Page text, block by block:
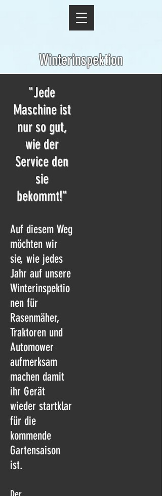
Winterinspektion
"Jede
Maschine ist
nur so gut,
wie der
Service den
sie
bekommt!"
Auf diesem Weg
möchten wir
sie, wie jedes
Jahr auf unsere
Winterinspektio
nen für
Rasenmäher,
Traktoren und
Automower
aufmerksam
machen damit
ihr Gerät
wieder startklar
für die
kommende
Gartensaison
ist.